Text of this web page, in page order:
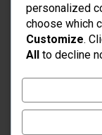
personalized
choose which
Customize.
All to decline